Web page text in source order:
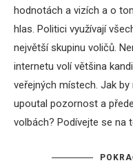
hodnotách a vizích a o
hlas. Politici využívají
největší skupinu voličů.
internetu volí většina
veřejných místech. Jak
upoutal pozornost a
volbách? Podívejte se na